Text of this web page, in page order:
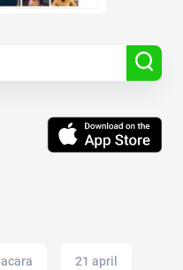
acara 21 april